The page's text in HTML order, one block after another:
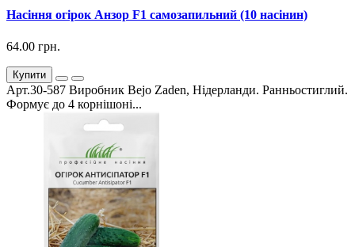
Насіння огірок Анзор F1 самозапильний (10 насінин)
64.00 грн.
Купити
Арт.30-587 Виробник Bejo Zaden, Нідерланди. Ранньостиглий.
Формує до 4 корнішоні...